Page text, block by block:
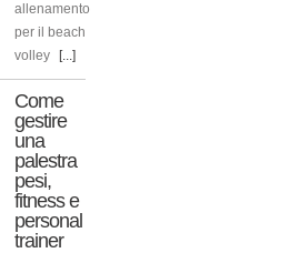
allenamento
per il beach
volley
[...]
Come
gestire
una
palestra
pesi,
fitness e
personal
trainer